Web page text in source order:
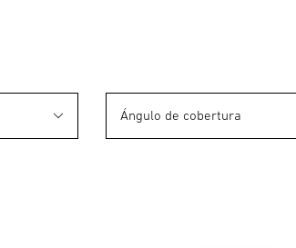
Ángulo de cobertura